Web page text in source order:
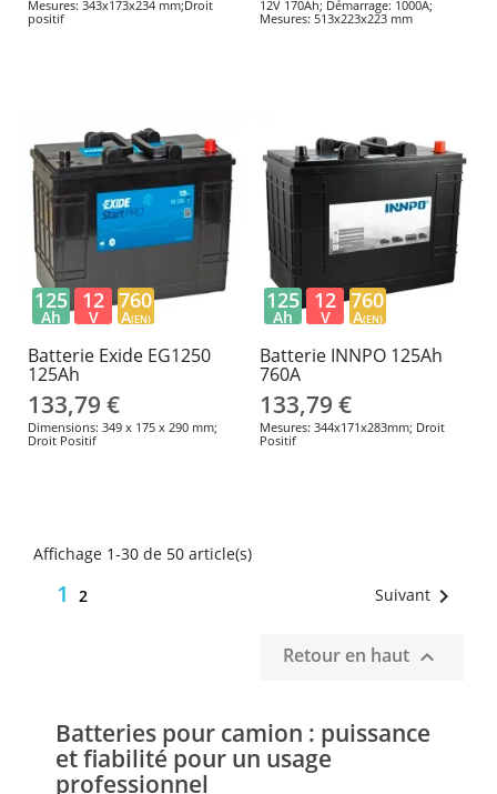
Mesures: 343x173x234 mm;Droit
positif
12V 170Ah; Démarrage: 1000A;
Mesures: 513x223x223 mm
Batterie Exide EG1250
125Ah
133,79 €
Dimensions: 349 x 175 x 290 mm;
Droit Positif
125
Ah
12
V
760
A(EN)
Batterie INNPO 125Ah
760A
133,79 €
Mesures: 344x171x283mm; Droit
Positif
125
Ah
12
V
760
A(EN)
Affichage 1-30 de 50 article(s)
1 2 Suivant 
Retour en haut 
Batteries pour camion : puissance
et fiabilité pour un usage
professionnel